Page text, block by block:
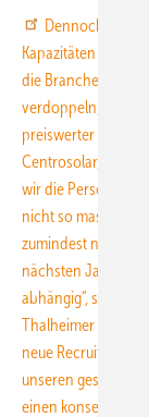
Dennoch
Kapazitäten weiter
die Branche ihre
verdoppeln, um
preiswerter
Centrosolar,
wir die
nicht so massiv wie
zumindest nicht
nächsten Jahren
abhängig“, sagt
Thalheimer
neue Recruiting-
unseren gesuchten
einen